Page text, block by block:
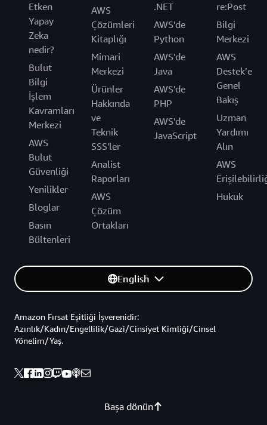
Etken
Yapay
Zeka
nedir?
Bulut
Bilgi
İşlem
Kavramları
Merkezi
AWS
Bulut
Güvenliği
Yenilikler
Bloglar
Basın
Bültenleri
AWS
Çözümleri
Kitaplığı
Mimari
Merkezi
Ürünler
Hakkında
ve
Teknik
SSS'ler
Analist
Raporları
AWS
Çözüm
Ortakları
.NET
AWS'de
Python
AWS'de
Java
AWS'de
PHP
AWS'de
JavaScript
re:Post
Bilgi
Merkezi
AWS
Destek’e
Genel
Bakış
Uzman
Yardımı
Alın
AWS
Hukuk
English
Başa dönün
Amazon Fırsat Eşitliği İşverenidir:
Azınlık/Kadın/Engellilik/Gazi/Cinsiyet Kimliği/Cinsel
Yönelim/Yaş.